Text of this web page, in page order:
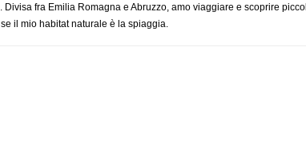
Divisa fra Emilia Romagna e Abruzzo, amo viaggiare e scoprire
il mio habitat naturale è la spiaggia.